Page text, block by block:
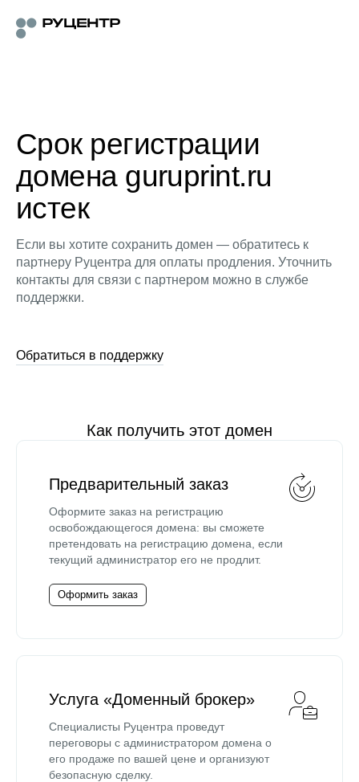
Срок регистрации
домена guruprint.ru
истек
Если вы хотите сохранить домен — обратитесь к
партнеру Руцентра для оплаты продления. Уточнить
контакты для связи с партнером можно в службе
поддержки.
Обратиться в поддержку
Как получить этот домен
Предварительный заказ
Оформите заказ на регистрацию
освобождающегося домена: вы сможете
претендовать на регистрацию домена, если
текущий администратор его не продлит.
Оформить заказ
Услуга «Доменный брокер»
Специалисты Руцентра проведут
переговоры с администратором домена о
его продаже по вашей цене и организуют
безопасную сделку.